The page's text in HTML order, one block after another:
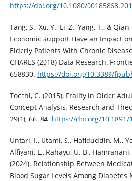
https://doi.org/10.1080/
Tang, S., Xu, Y., Li, Z., Yang, T., &
Economic Support Have an Impact
Elderly Patients With Chronic
CHARLS (2018) Data Research.
658830. https://doi.org/10.3389/
Tocchi, C. (2015). Frailty in Older
Concept Analysis. Research and
29(1), 66–84. https://doi.org/10.1891/
Untari, I., Utami, S., Hafiduddin, M.,
Alfiyani, L., Rahayu, U. B.,
(2024). Relationship Between
Blood Sugar Levels Among